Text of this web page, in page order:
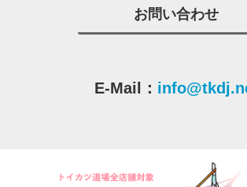
お問い合わせ
E-Mail：